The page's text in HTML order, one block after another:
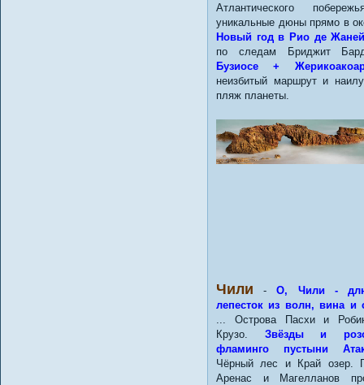
Атлантического
уникальные дюны прямо в
Новый год в Рио де
по следам Бриджит
Бузиосе +
неизбитый маршрут и
пляж планеты.
Чили -О, Чили -
лепесток из волн, вина и
... Острова Пасхи и
Крузо. Звёзды и
фламинго пустыни
Чёрный лес и Край озер.
Аренас и Магелланов